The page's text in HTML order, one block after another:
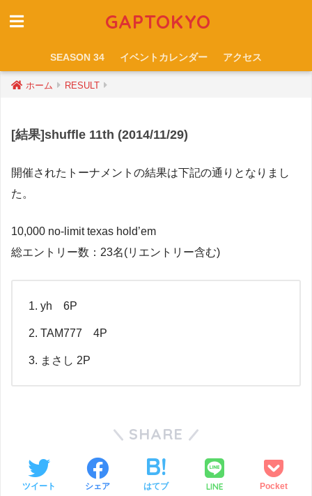
GAPTOKYO
SEASON 34 イベントカレンダー アクセス
ホーム RESULT
[結果]shuffle 11th (2014/11/29)
開催されたトーナメントの結果は下記の通りとなりまし
た。
10,000 no-limit texas hold’em
総エントリー数：23名(リエントリー含む)
yh 6P
TAM777 4P
まさし 2P
SHARE
ツイート シェア はてブ LINE Pocket